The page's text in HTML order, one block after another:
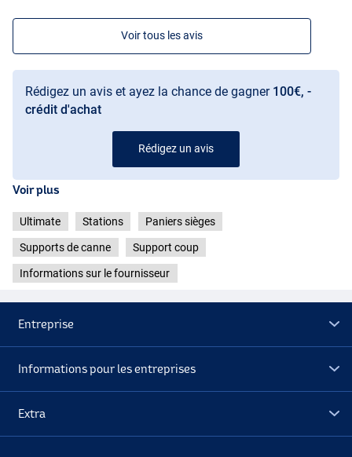
Voir tous les avis
Rédigez un avis et ayez la chance de gagner 100€, -
crédit d'achat
Rédigez un avis
Voir plus
Ultimate Stations Paniers sièges
Supports de canne Support coup
Informations sur le fournisseur
Entreprise
Informations pour les entreprises
Extra